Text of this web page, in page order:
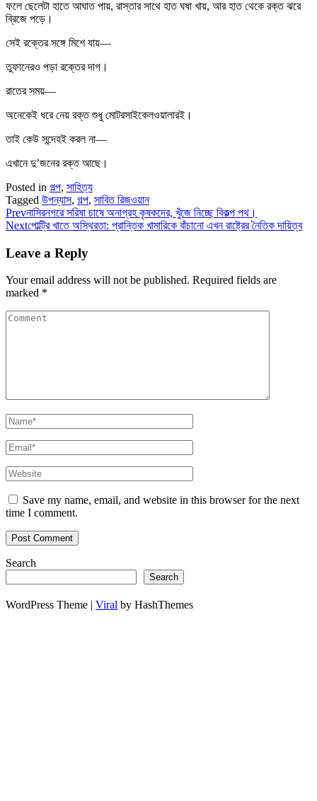
ফলে ছেলেটা হাতে আঘাত পায়, রাস্তার সাথে হাত ঘষা খায়, আর হাত থেকে রক্ত ঝরে
ব্রিজে পড়ে।
সেই রক্তের সঙ্গে মিশে যায়—
তুফানেরও পড়া রক্তের দাগ।
রাতের সময়—
অনেকেই ধরে নেয় রক্ত শুধু মোটরসাইকেলওয়ালারই।
তাই কেউ সন্দেহই করল না—
এখানে দু’জনের রক্ত আছে।
Posted in গল্প, সাহিত্য
Tagged উপন্যাস, গল্প, সাবিত রিজওয়ান
Prevনাসিরনগরে সরিষা চাষে অনাগ্রহ কৃষকদের, খুঁজে নিচ্ছে বিকল্প পথ।
Nextপোল্ট্রি খাতে অস্থিরতা: প্রান্তিক খামারিকে বাঁচানো এখন রাষ্ট্রের নৈতিক দায়িত্ব
Leave a Reply
Your email address will not be published. Required fields are
marked *
Save my name, email, and website in this browser for the next
time I comment.
Search
Search
WordPress Theme | Viral by HashThemes